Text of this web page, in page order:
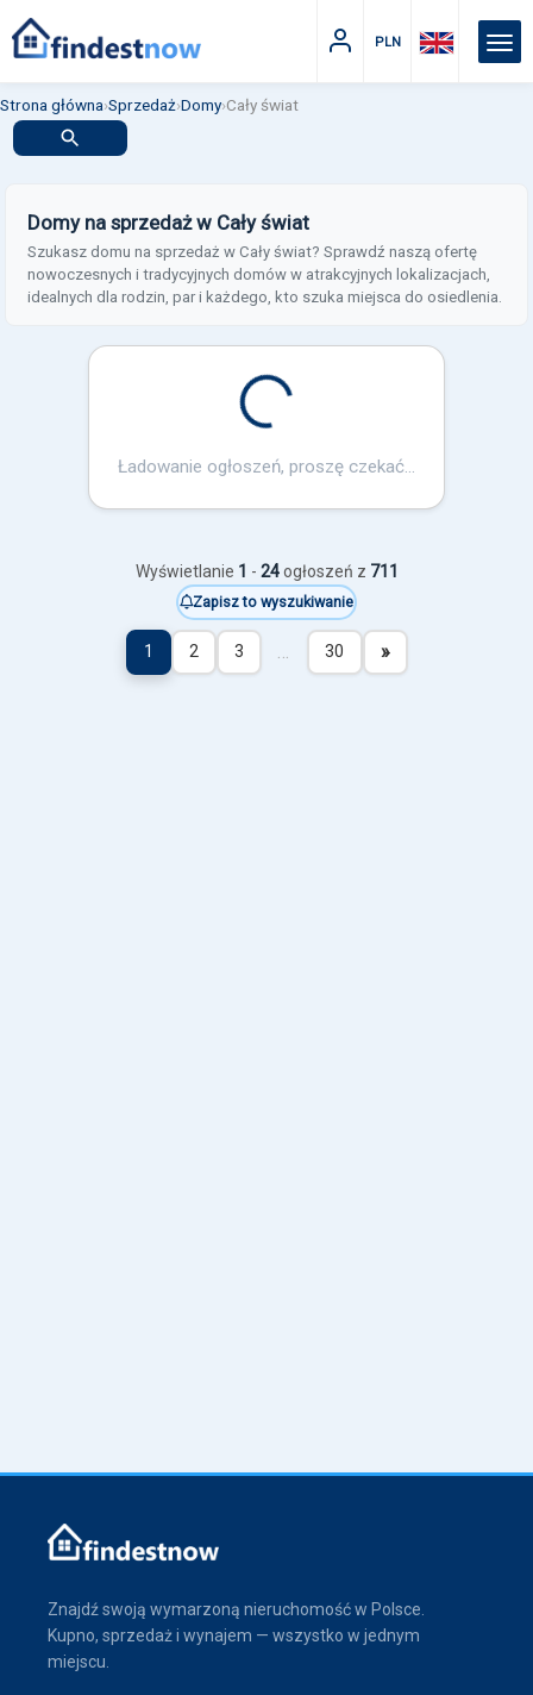
PLN
Strona główna›Sprzedaż›Domy›Cały świat
Domy na sprzedaż w Cały świat
Szukasz domu na sprzedaż w Cały świat? Sprawdź naszą ofertę
nowoczesnych i tradycyjnych domów w atrakcyjnych lokalizacjach,
idealnych dla rodzin, par i każdego, kto szuka miejsca do osiedlenia.
Loading...
Ładowanie ogłoszeń, proszę czekać...
Wyświetlanie 1 - 24ogłoszeń z 711
Zapisz to wyszukiwanie
1 2 3 30 »
Znajdź swoją wymarzoną nieruchomość w Polsce.
Kupno, sprzedaż i wynajem — wszystko w jednym
miejscu.